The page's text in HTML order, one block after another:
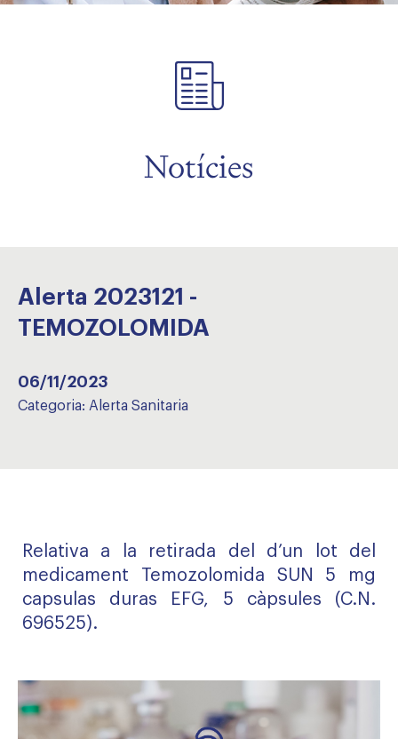
Notícies
Alerta 2023121 -
TEMOZOLOMIDA
06/11/2023
Categoria: Alerta Sanitaria
Relativa a la retirada del d’un lot del
medicament Temozolomida SUN 5 mg
capsulas duras EFG, 5 càpsules (C.N.
696525).